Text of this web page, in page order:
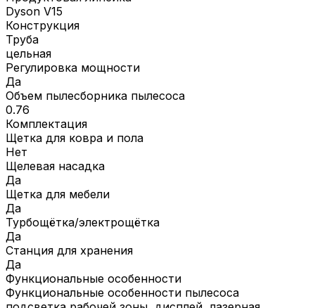
Dyson V15
Конструкция
Труба
цельная
Регулировка мощности
Да
Объем пылесборника пылесоса
0.76
Комплектация
Щетка для ковра и пола
Нет
Щелевая насадка
Да
Щетка для мебели
Да
Турбощётка/электрощётка
Да
Станция для хранения
Да
Функциональные особенности
Функциональные особенности пылесоса